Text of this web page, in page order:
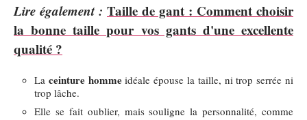
Lire également : Taille de gant : Comment choisir
la bonne taille pour vos gants d'une excellente
qualité ?
La ceinture hommeidéale épouse la taille, ni trop serrée ni
trop lâche.
Elle se fait oublier, mais souligne la personnalité, comme